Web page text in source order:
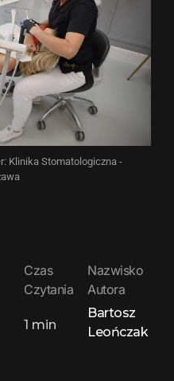
Klinika Stomatologiczna -
Czas
Czytania
1 min
Nazwisko
Autora
Bartosz
Leończak